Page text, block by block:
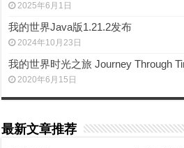
2025年6月1日
我的世界Java版1.21.2发布
2024年10月23日
我的世界时光之旅 Journey Through
2020年6月15日
最新文章推荐